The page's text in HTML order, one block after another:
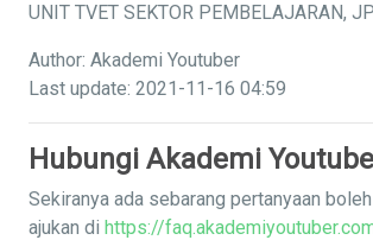
UNIT TVET SEKTOR PEMBELAJARAN,
Author: Akademi Youtuber
Last update: 2021-11-16 04:59
Hubungi Akademi
Sekiranya ada sebarang pertanyaan
ajukan di https://